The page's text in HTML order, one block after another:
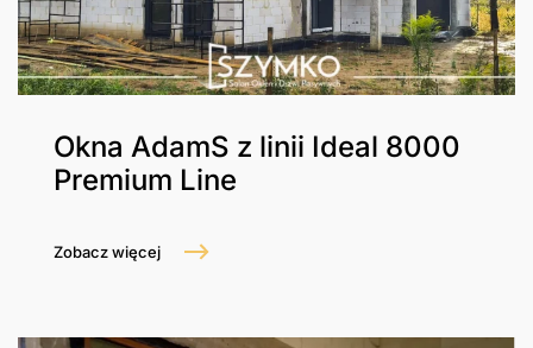
Okna AdamS z linii Ideal 8000
Premium Line
Zobacz więcej